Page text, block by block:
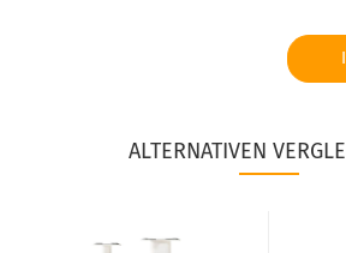
ALTERNATIVEN